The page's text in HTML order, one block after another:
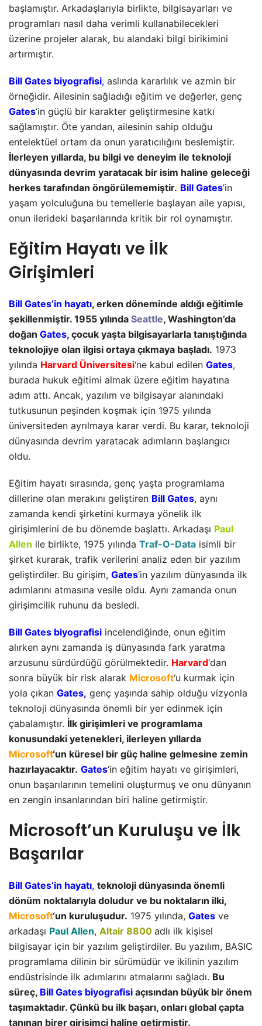
başlamıştır. Arkadaşlarıyla birlikte, bilgisayarları ve
programları nasıl daha verimli kullanabilecekleri
üzerine projeler alarak, bu alandaki bilgi birikimini
artırmıştır.
Bill Gates biyografisi, aslında kararlılık ve azmin bir
örneğidir. Ailesinin sağladığı eğitim ve değerler, genç
Gates‘in güçlü bir karakter geliştirmesine katkı
sağlamıştır. Öte yandan, ailesinin sahip olduğu
entelektüel ortam da onun yaratıcılığını beslemiştir.
İlerleyen yıllarda, bu bilgi ve deneyim ile teknoloji
dünyasında devrim yaratacak bir isim haline geleceği
herkes tarafından öngörülememiştir. Bill Gates’in
yaşam yolculuğuna bu temellerle başlayan aile yapısı,
onun ilerideki başarılarında kritik bir rol oynamıştır.
Eğitim Hayatı ve İlk
Girişimleri
Bill Gates’in hayatı, erken döneminde aldığı eğitimle
şekillenmiştir. 1955 yılında Seattle, Washington’da
doğan Gates, çocuk yaşta bilgisayarlarla tanıştığında
teknolojiye olan ilgisi ortaya çıkmaya başladı. 1973
yılında Harvard Üniversitesi‘ne kabul edilen Gates,
burada hukuk eğitimi almak üzere eğitim hayatına
adım attı. Ancak, yazılım ve bilgisayar alanındaki
tutkusunun peşinden koşmak için 1975 yılında
üniversiteden ayrılmaya karar verdi. Bu karar, teknoloji
dünyasında devrim yaratacak adımların başlangıcı
oldu.
Eğitim hayatı sırasında, genç yaşta programlama
dillerine olan merakını geliştiren Bill Gates, aynı
zamanda kendi şirketini kurmaya yönelik ilk
girişimlerini de bu dönemde başlattı. Arkadaşı Paul
Allen ile birlikte, 1975 yılında Traf-O-Data isimli bir
şirket kurarak, trafik verilerini analiz eden bir yazılım
geliştirdiler. Bu girişim, Gates‘in yazılım dünyasında ilk
adımlarını atmasına vesile oldu. Aynı zamanda onun
girişimcilik ruhunu da besledi.
Bill Gates biyografisi incelendiğinde, onun eğitim
alırken aynı zamanda iş dünyasında fark yaratma
arzusunu sürdürdüğü görülmektedir. Harvard‘dan
sonra büyük bir risk alarak Microsoft‘u kurmak için
yola çıkan Gates, genç yaşında sahip olduğu vizyonla
teknoloji dünyasında önemli bir yer edinmek için
çabalamıştır. İlk girişimleri ve programlama
konusundaki yetenekleri, ilerleyen yıllarda
Microsoft‘un küresel bir güç haline gelmesine zemin
hazırlayacaktır. Gates‘in eğitim hayatı ve girişimleri,
onun başarılarının temelini oluşturmuş ve onu dünyanın
en zengin insanlarından biri haline getirmiştir.
Microsoft’un Kuruluşu ve İlk
Başarılar
Bill Gates’in hayatı, teknoloji dünyasında önemli
dönüm noktalarıyla doludur ve bu noktaların ilki,
Microsoft‘un kuruluşudur. 1975 yılında, Gates ve
arkadaşı Paul Allen, Altair 8800 adlı ilk kişisel
bilgisayar için bir yazılım geliştirdiler. Bu yazılım, BASIC
programlama dilinin bir sürümüdür ve ikilinin yazılım
endüstrisinde ilk adımlarını atmalarını sağladı. Bu
süreç, Bill Gates biyografisi açısından büyük bir önem
taşımaktadır. Çünkü bu ilk başarı, onları global çapta
tanınan birer girişimci haline getirmiştir.